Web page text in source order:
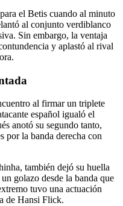
el Betis cuando al minuto
al conjunto verdiblanco
Sin embargo, la ventaja
y aplastó al rival
al firmar un triplete
español igualó el
anotó su segundo tanto,
por la banda derecha con
también dejó su huella
golazo desde la banda que
tuvo una actuación
de Hansi Flick.